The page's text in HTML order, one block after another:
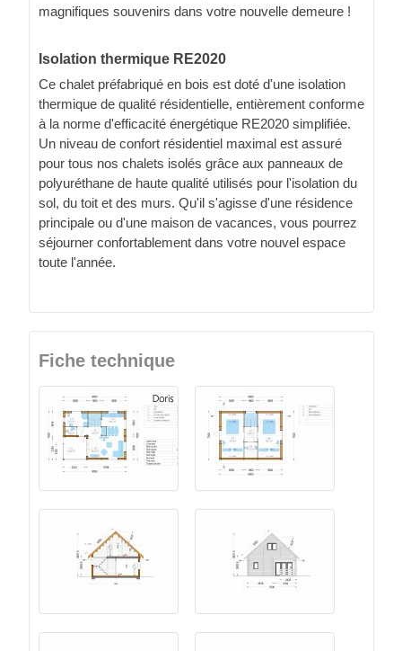
magnifiques souvenirs dans votre nouvelle demeure !
Isolation thermique RE2020
Ce chalet préfabriqué en bois est doté d'une isolation
thermique de qualité résidentielle, entièrement conforme
à la norme d'efficacité énergétique RE2020 simplifiée.
Un niveau de confort résidentiel maximal est assuré
pour tous nos chalets isolés grâce aux panneaux de
polyuréthane de haute qualité utilisés pour l'isolation du
sol, du toit et des murs. Qu'il s'agisse d'une résidence
principale ou d'une maison de vacances, vous pourrez
séjourner confortablement dans votre nouvel espace
toute l'année.
Fiche technique